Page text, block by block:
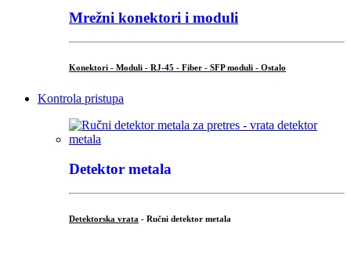
Mrežni konektori i moduli
Konektori - Moduli - RJ-45 - Fiber - SFP moduli - Ostalo
Kontrola pristupa
Detektor metala
Detektorska vrata - Ručni detektor metala